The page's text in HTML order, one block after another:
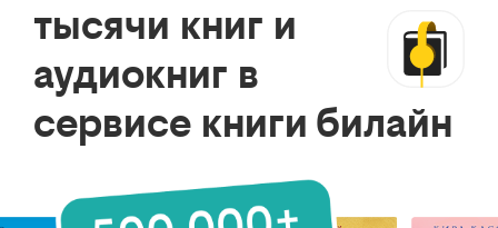
тысячи книг и
аудиокниг в
сервисе книги билайн